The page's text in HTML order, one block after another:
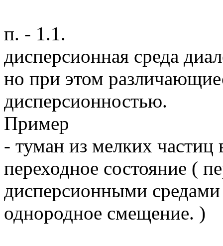
п. - 1.1.
дисперсионная среда
но при этом
дисперсионностью.
Пример
- туман из мелких частиц
переходное состояние (
дисперсионными средами
однородное смещение. )